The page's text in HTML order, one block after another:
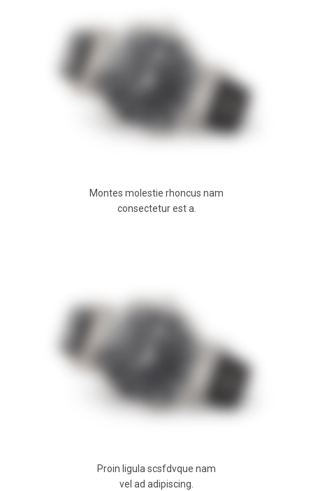
Montes molestie rhoncus nam
consectetur est a.
Proin ligula scsfdvque nam
vel ad adipiscing.